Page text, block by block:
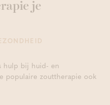
je
hulp bij huid- en
populaire zouttherapie ook